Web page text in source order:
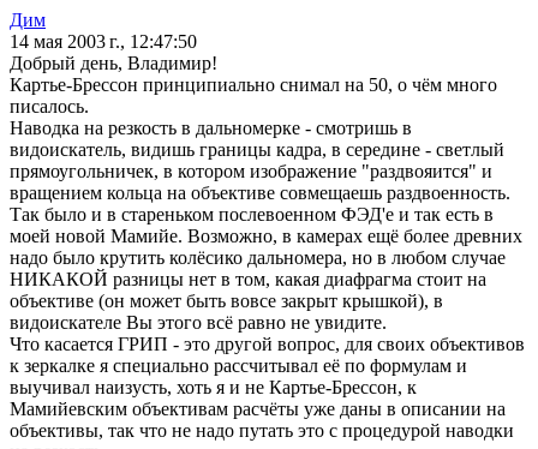
Дим
14 мая 2003 г., 12:47:50
Добрый день, Владимир!
Картье-Брессон принципиально снимал на 50, о чём много
писалось.
Наводка на резкость в дальномерке - смотришь в
видоискатель, видишь границы кадра, в середине - светлый
прямоугольничек, в котором изображение "раздвояится" и
вращением кольца на объективе совмещаешь раздвоенность.
Так было и в стареньком послевоенном ФЭД'е и так есть в
моей новой Мамийе. Возможно, в камерах ещё более древних
надо было крутить колёсико дальномера, но в любом случае
НИКАКОЙ разницы нет в том, какая диафрагма стоит на
объективе (он может быть вовсе закрыт крышкой), в
видоискателе Вы этого всё равно не увидите.
Что касается ГРИП - это другой вопрос, для своих объективов
к зеркалке я специально рассчитывал её по формулам и
выучивал наизусть, хоть я и не Картье-Брессон, к
Мамийевским объективам расчёты уже даны в описании на
объективы, так что не надо путать это с процедурой наводки